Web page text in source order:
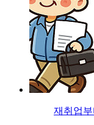
재취업